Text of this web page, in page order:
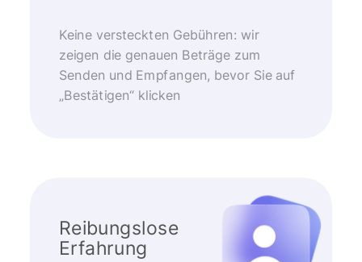
Keine versteckten Gebühren: wir
zeigen die genauen Beträge zum
Senden und Empfangen, bevor Sie auf
„Bestätigen“ klicken
Reibungslose
Erfahrung